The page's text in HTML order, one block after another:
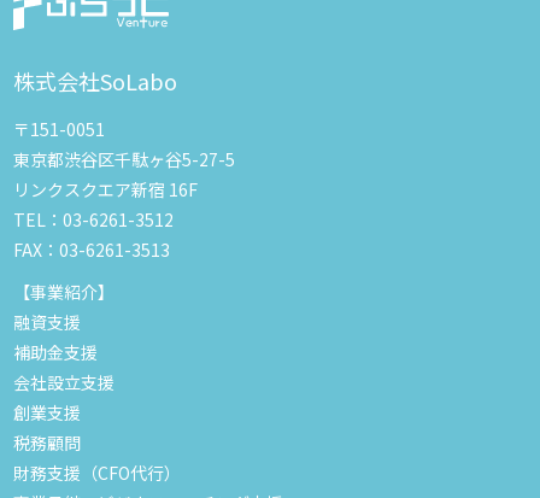
株式会社SoLabo
〒151-0051
東京都渋谷区千駄ヶ谷5-27-5
リンクスクエア新宿 16F
TEL：03-6261-3512
FAX：03-6261-3513
【事業紹介】
融資支援
補助金支援
会社設立支援
創業支援
税務顧問
財務支援（CFO代行）